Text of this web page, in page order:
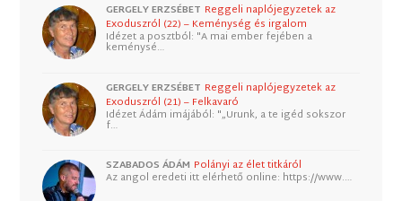
GERGELY ERZSÉBET Reggeli naplójegyzetek az
Exoduszról (22) – Keménység és irgalom
Idézet a posztból: "A mai ember fejében a
keménysé…
GERGELY ERZSÉBET Reggeli naplójegyzetek az
Exoduszról (21) – Felkavaró
Idézet Ádám imájából: "„Urunk, a te igéd sokszor
f…
SZABADOS ÁDÁM Polányi az élet titkáról
Az angol eredeti itt elérhető online: https://www.…